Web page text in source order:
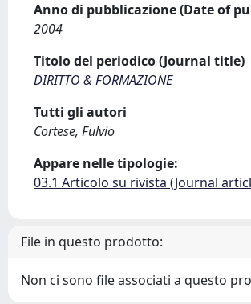
Anno di pubblicazione (Date of
2004
Titolo del periodico (Journal title)
DIRITTO & FORMAZIONE
Tutti gli autori
Cortese, Fulvio
Appare nelle tipologie:
03.1 Articolo su rivista (Journal
File in questo prodotto:
Non ci sono file associati a questo